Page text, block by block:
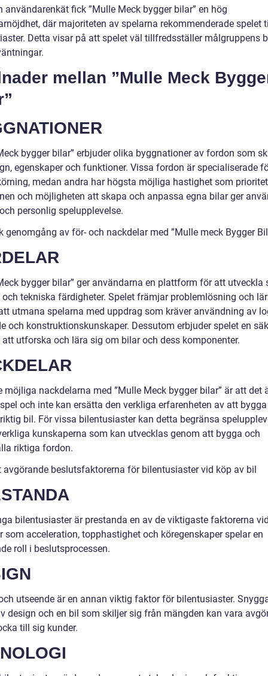
användarenkät fick ”Mulle Meck bygger bilar” en hög
där majoriteten av spelarna rekommenderade spelet
Detta visar på att spelet väl tillfredsställer målgruppens
mellan ”Mulle Meck
bygger bilar” erbjuder olika byggnationer av fordon som
egenskaper och funktioner. Vissa fordon är specialiserade
medan andra har högsta möjliga hastighet som
och möjligheten att skapa och anpassa egna bilar ger
personlig spelupplevelse.
genomgång av för- och nackdelar med ”Mulle meck Bygger
bygger bilar” ger användarna en plattform för att utveckla
tekniska färdigheter. Spelet främjar problemlösning och
utmana spelarna med uppdrag som kräver användning av
och konstruktionskunskaper. Dessutom erbjuder spelet en
utforska och lära sig om bilar och dess komponenter.
möjliga nackdelarna med ”Mulle Meck bygger bilar” är att det
och inte kan ersätta den verkliga erfarenheten av att
bil. För vissa bilentusiaster kan detta begränsa
kunskaperna som kan utvecklas genom att bygga och
riktiga fordon.
avgörande beslutsfaktorerna för bilentusiaster vid köp av bil
bilentusiaster är prestanda en av de viktigaste faktorerna
som acceleration, topphastighet och köregenskaper spelar en
roll i beslutsprocessen.
utseende är en annan viktig faktor för bilentusiaster.
design och en bil som skiljer sig från mängden kan vara
till sig kunder.